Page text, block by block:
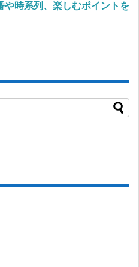
や時系列、楽しむポイントを